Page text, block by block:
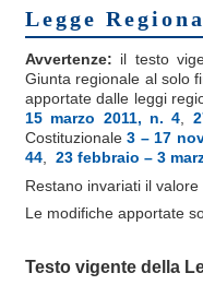
Legge
Avvertenze: il testo
Giunta regionale al solo
apportate dalle leggi
15 marzo 2011, n. 4,
Costituzionale3 – 17
44, 23 febbraio – 3
Restano invariati il
Le modifiche apportate
Testo vigente della